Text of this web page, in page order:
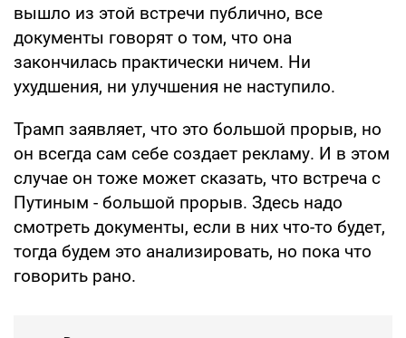
вышло из этой встречи публично, все
документы говорят о том, что она
закончилась практически ничем. Ни
ухудшения, ни улучшения не наступило.
Трамп заявляет, что это большой прорыв, но
он всегда сам себе создает рекламу. И в этом
случае он тоже может сказать, что встреча с
Путиным - большой прорыв. Здесь надо
смотреть документы, если в них что-то будет,
тогда будем это анализировать, но пока что
говорить рано.